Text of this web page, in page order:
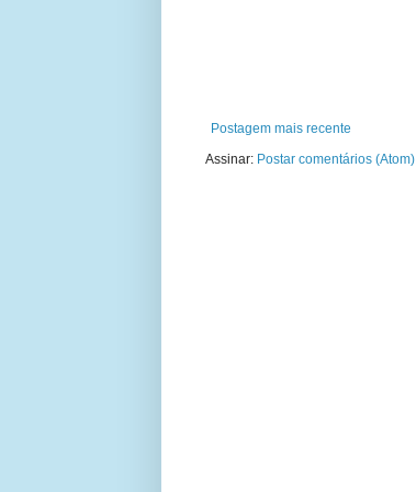
Postagem mais recente
Assinar: Postar comentários (Atom)